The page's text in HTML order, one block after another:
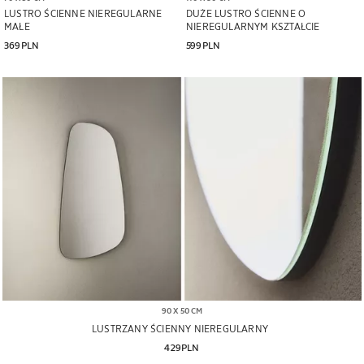
LUSTRO ŚCIENNE NIEREGULARNE
MAŁE
369PLN
DUŻE LUSTRO ŚCIENNE O
NIEREGULARNYM KSZTAŁCIE
599PLN
90 X 50 CM
LUSTRZANY ŚCIENNY NIEREGULARNY
429PLN